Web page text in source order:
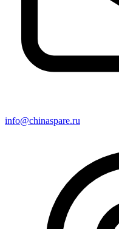
info@chinaspare.ru